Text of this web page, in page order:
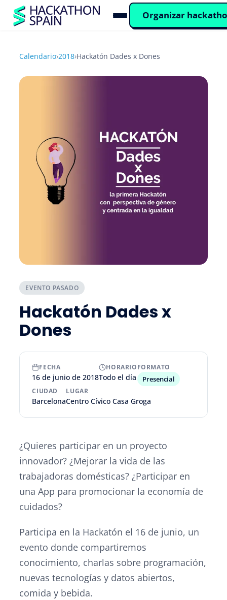
Organizar
Calendario›2018›Hackatón Dades x Dones
EVENTO PASADO
Hackatón Dades x
Dones
FECHA
16 de junio de 2018
HORARIO
Todo el día
FORMATO
Presencial
CIUDAD
Barcelona
LUGAR
Centro Cívico Casa Groga
¿Quieres participar en un proyecto
innovador? ¿Mejorar la vida de las
trabajadoras domésticas? ¿Participar en
una App para promocionar la economía de
cuidados?
Participa en la Hackatón el 16 de junio, un
evento donde compartiremos
conocimiento, charlas sobre programación,
nuevas tecnologías y datos abiertos,
comida y bebida.